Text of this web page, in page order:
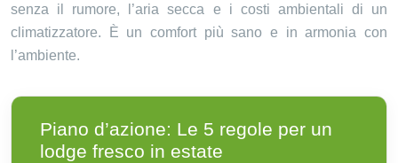
senza il rumore, l’aria secca e i costi ambientali di un
climatizzatore. È un comfort più sano e in armonia con
l’ambiente.
Piano d’azione: Le 5 regole per un
lodge fresco in estate